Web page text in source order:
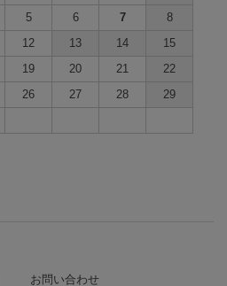
5 6 7
8
12 13 14
15
19 20 21
22
26 27 28
29
お問い合わせ